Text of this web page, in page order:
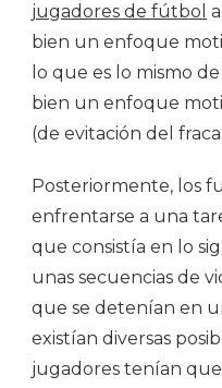
jugadores de fútbol
bien un enfoque
lo que es lo mismo
bien un enfoque
(de evitación del
Posteriormente, los
enfrentarse a una
que consistía en lo
unas secuencias de
que se detenían en
existían diversas
jugadores tenían